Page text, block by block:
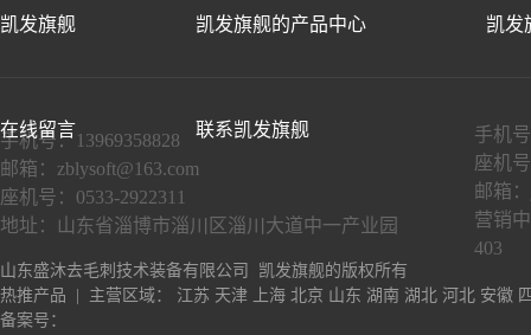
凯发旗舰 凯发旗舰的产品中心 凯发
在线留言 联系凯发旗舰
手机号：13969358828
邮箱： zblysoft@163.com
座机号：0533-2922311
地址：山东省淄博市淄川区淄川大道中一产业园
手机
座机
邮箱：
营销
403
山东盛沐去毛刺技术装备有限公司 凯发旗舰的版权所有
热推产品 | 主营区域： 江苏 天津 上海 北京 山东 湖南 湖北 河北 安徽
备案号：